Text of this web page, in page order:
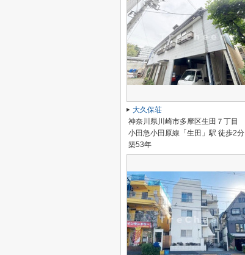
大久保荘
神奈川県川崎市多摩区生田７丁目
小田急小田原線「生田」駅 徒歩2分
築53年